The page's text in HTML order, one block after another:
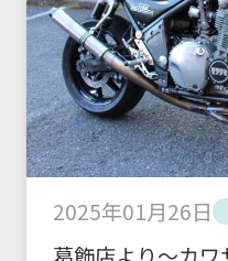
2025年01月26日
葛飾店より～カ